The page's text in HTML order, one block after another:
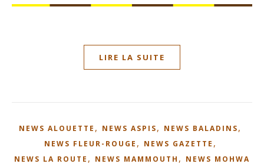
LIRE LA SUITE
NEWS ALOUETTE , NEWS ASPIS, NEWS BALADINS,
NEWS FLEUR-ROUGE , NEWS GAZETTE ,
NEWS LA ROUTE , NEWS MAMMOUTH , NEWS MOHWA